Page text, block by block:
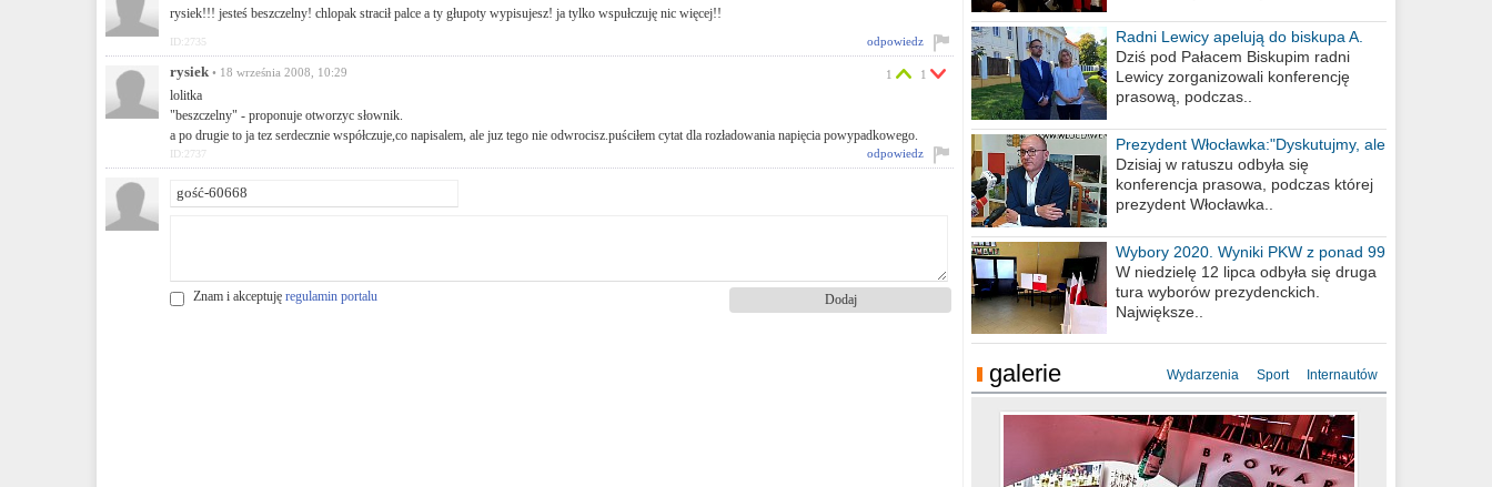
rysiek!!! jesteś beszczelny! chlopak stracił palce a ty głupoty wypisujesz! ja tylko wspułczuję nic więcej!!
odpowiedz
ID:2735
rysiek • 18 września 2008, 10:29
lolitka
"beszczelny" - proponuje otworzyc słownik.
a po drugie to ja tez serdecznie współczuje,co napisalem, ale juz tego nie odwrocisz.puściłem cytat dla rozładowania napięcia powypadkowego.
1 1
odpowiedz
ID:2737
Znam i akceptuję regulamin portalu
Radni Lewicy apelują do biskupa A.
Wiesława Meringa
Dziś pod Pałacem Biskupim radni
Lewicy zorganizowali konferencję
prasową, podczas..
Prezydent Włocławka:"Dyskutujmy, ale
nie obrażajmy się”
Dzisiaj w ratuszu odbyła się
konferencja prasowa, podczas której
prezydent Włocławka..
Wybory 2020. Wyniki PKW z ponad 99
procent obwodów
W niedzielę 12 lipca odbyła się druga
tura wyborów prezydenckich.
Największe..
galerie Wydarzenia Sport Internautów
Sylwester Hotel Młyn 31.12.2018
Sylwester Miejski 31.12.2018
Sylwester Loft 31.12.2018